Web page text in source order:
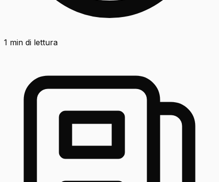
1 min di lettura